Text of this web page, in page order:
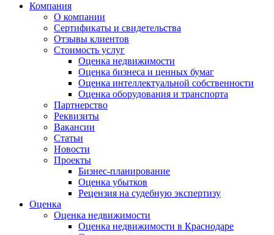
Компания
О компании
Сертификаты и свидетельства
Отзывы клиентов
Стоимость услуг
Оценка недвижимости
Оценка бизнеса и ценных бумаг
Оценка интеллектуальной собственности
Оценка оборудования и транспорта
Партнерство
Реквизиты
Вакансии
Статьи
Новости
Проекты
Бизнес-планирование
Оценка убытков
Рецензия на судебную экспертизу
Оценка
Оценка недвижимости
Оценка недвижимости в Краснодаре